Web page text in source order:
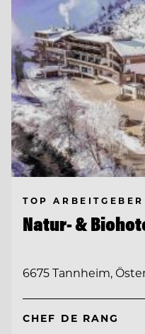
TOP ARBEITGEBER
Natur- &
6675 Tannheim,
CHEF DE RANG